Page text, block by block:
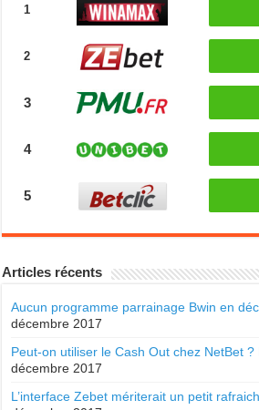
1
2
3
4
5
Articles récents
Aucun programme parrainage Bwin en
décembre 2017
Peut-on utiliser le Cash Out chez NetBet
décembre 2017
L’interface Zebet mériterait un petit